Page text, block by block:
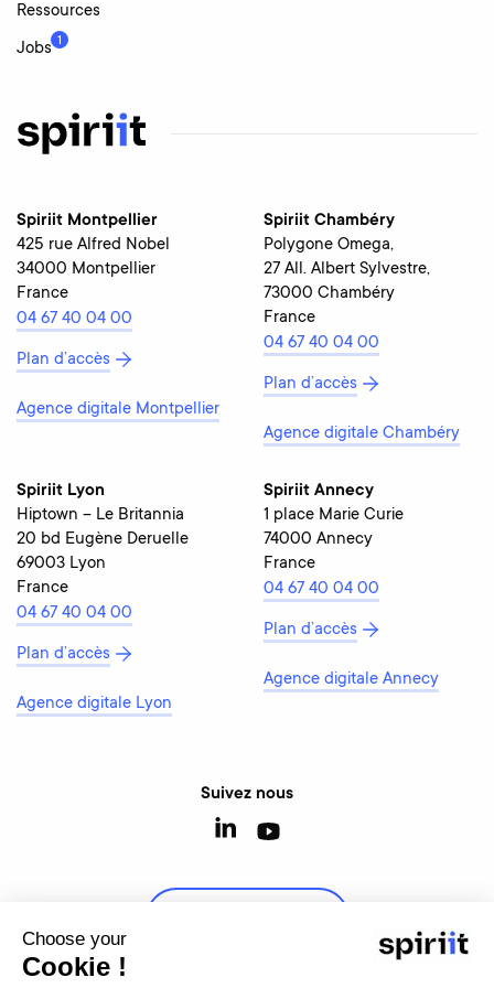
Ressources
Jobs 1
Spiriit Montpellier
425 rue Alfred Nobel
34000 Montpellier
France
04 67 40 04 00
Plan d’accès
Agence digitale Montpellier
Spiriit Chambéry
Polygone Omega,
27 All. Albert Sylvestre,
73000 Chambéry
France
04 67 40 04 00
Plan d’accès
Agence digitale Chambéry
Spiriit Lyon
Hiptown – Le Britannia
20 bd Eugène Deruelle
69003 Lyon
France
04 67 40 04 00
Plan d’accès
Agence digitale Lyon
Spiriit Annecy
1 place Marie Curie
74000 Annecy
France
04 67 40 04 00
Plan d’accès
Agence digitale Annecy
Suivez nous
Choose your
Cookie !